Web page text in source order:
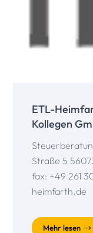
ETL-
Kollegen
Straße 5
fax: +49 261
heimfarth.de
Mehr lesen